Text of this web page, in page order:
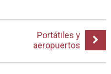
Portátiles y
aeropuertos